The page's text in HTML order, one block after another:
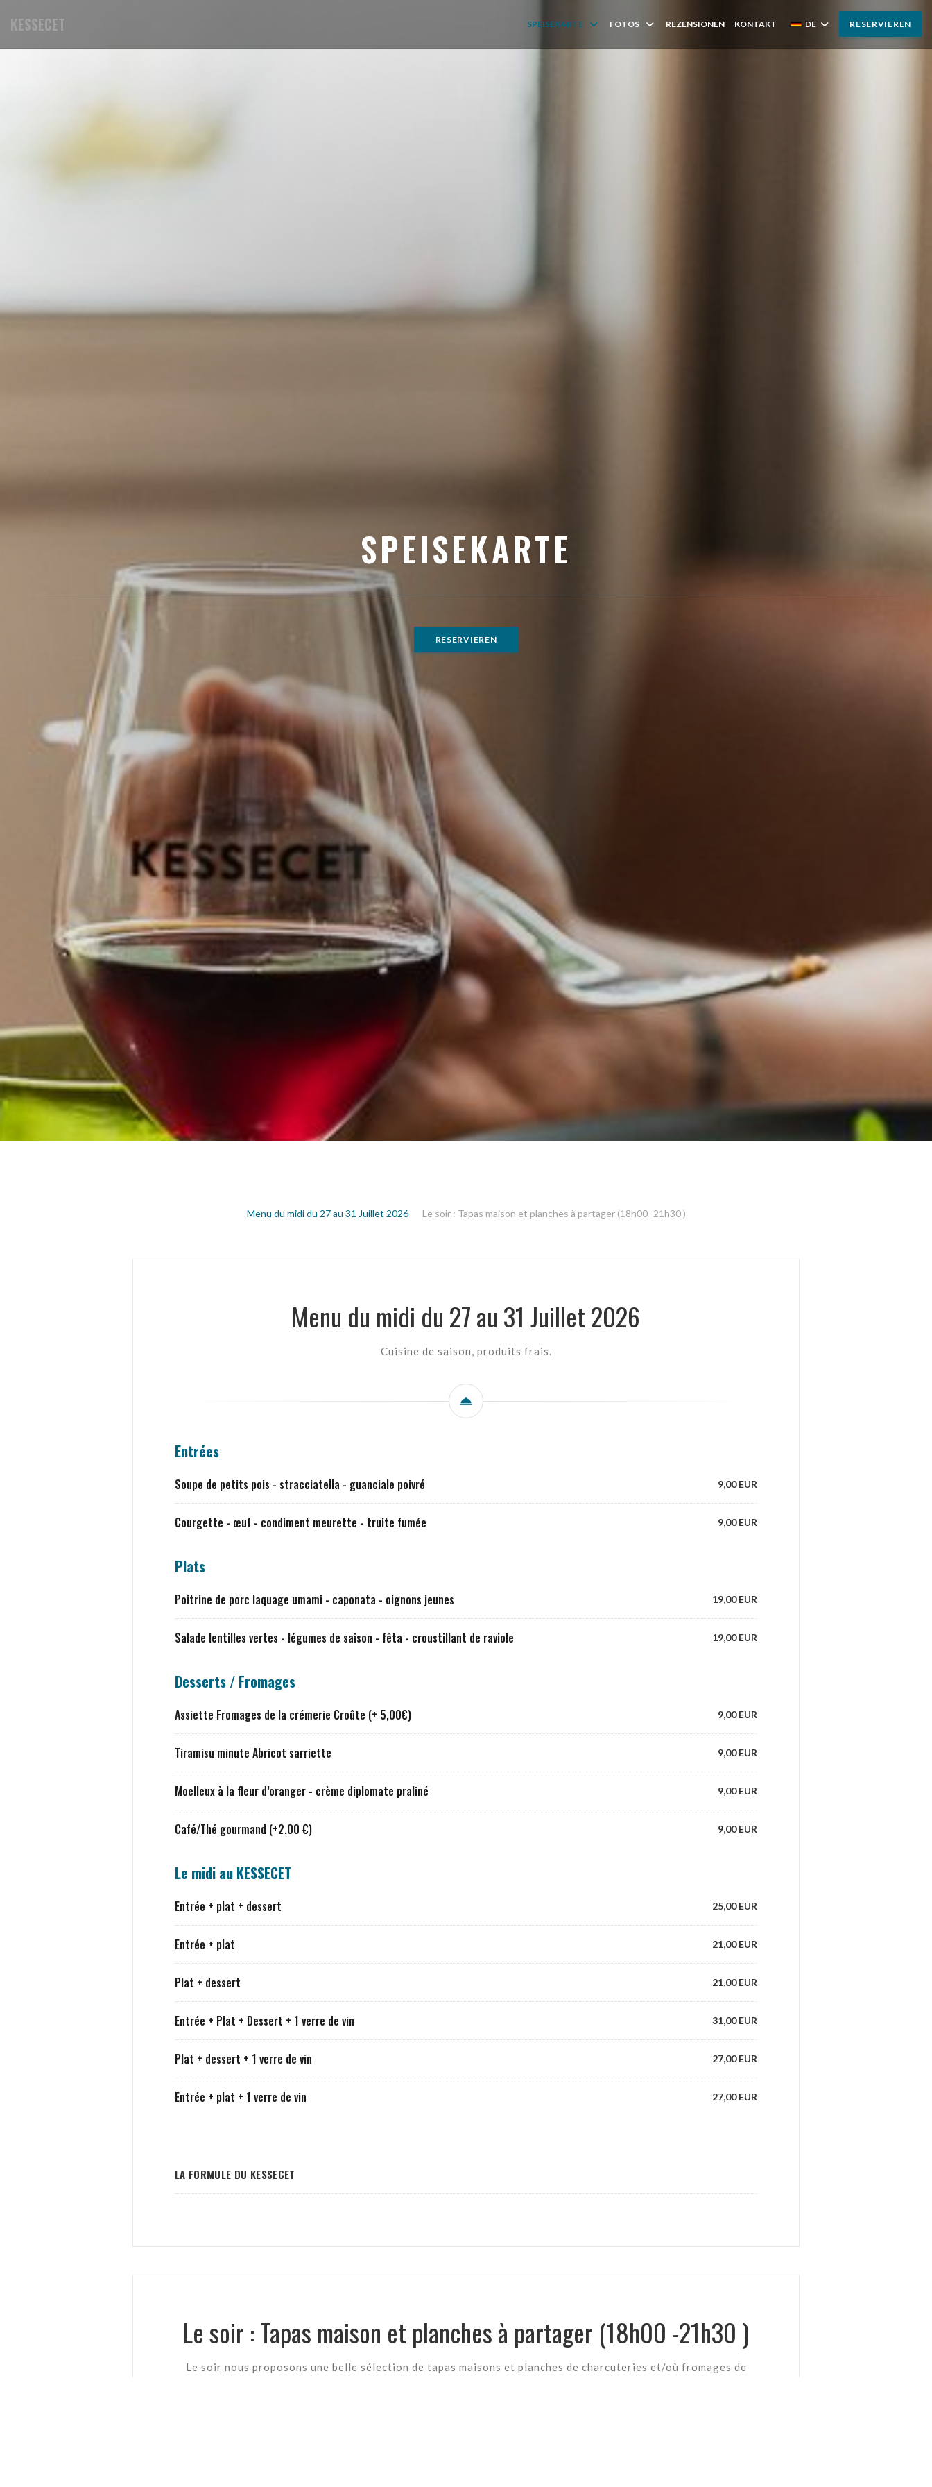
KESSECET SPEISEKARTE FOTOS REZENSIONEN KONTAKT DE RESERVIEREN
SPEISEKARTE
RESERVIEREN
Menu du midi du 27 au 31 Juillet 2026 Le soir : Tapas maison et planches à partager (18h00 -21h30 )
Menu du midi du 27 au 31 Juillet 2026
Cuisine de saison, produits frais.
Entrées
Soupe de petits pois - stracciatella - guanciale poivré 9,00 EUR
Courgette - œuf - condiment meurette - truite fumée 9,00 EUR
Plats
Poitrine de porc laquage umami - caponata - oignons jeunes 19,00 EUR
Salade lentilles vertes - légumes de saison - fêta - croustillant de raviole 19,00 EUR
Desserts / Fromages
Assiette Fromages de la crémerie Croûte (+ 5,00€) 9,00 EUR
Tiramisu minute Abricot sarriette 9,00 EUR
Moelleux à la fleur d’oranger - crème diplomate praliné 9,00 EUR
Café/Thé gourmand (+2,00 €) 9,00 EUR
Le midi au KESSECET
Entrée + plat + dessert 25,00 EUR
Entrée + plat 21,00 EUR
Plat + dessert 21,00 EUR
Entrée + Plat + Dessert + 1 verre de vin 31,00 EUR
Plat + dessert + 1 verre de vin 27,00 EUR
Entrée + plat + 1 verre de vin 27,00 EUR
LA FORMULE DU KESSECET
Le soir : Tapas maison et planches à partager (18h00 -21h30 )
Le soir nous proposons une belle sélection de tapas maisons et planches de charcuteries et/où fromages de